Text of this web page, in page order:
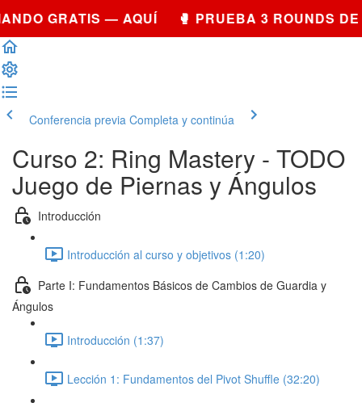
GRATIS — AQUÍ 🥊 PRUEBA 3 ROUNDS
Conferencia previa Completa y continúa
Curso 2: Ring Mastery - TODO
Juego de Piernas y Ángulos
Introducción
Introducción al curso y objetivos (1:20)
Parte I: Fundamentos Básicos de Cambios de Guardia y
Ángulos
Introducción (1:37)
Lección 1: Fundamentos del Pivot Shuffle (32:20)